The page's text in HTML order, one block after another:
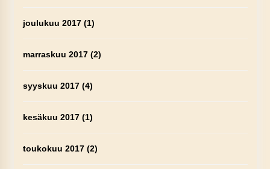
joulukuu 2017(1)
marraskuu 2017(2)
syyskuu 2017(4)
kesäkuu 2017(1)
toukokuu 2017(2)